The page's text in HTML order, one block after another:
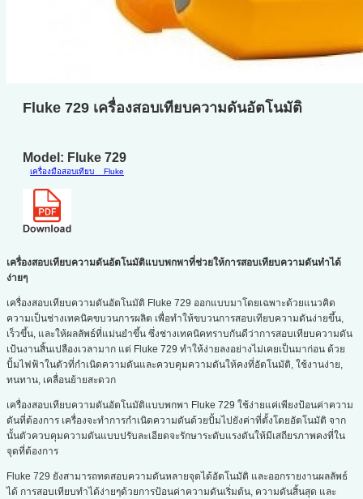
Fluke 729 เครื่องสอบเทียบความดันอัตโนมัติ
Model: Fluke 729
เครื่องมือสอบเทียบ Fluke
เครื่องสอบเทียบความดันอัตโนมัติแบบพกพาที่ช่วยให้การสอบเทียบความดันทำได้
ง่ายๆ
เครื่องสอบเทียบความดันอัตโนมัติ Fluke 729 ออกแบบมาโดยเฉพาะด้วยแนวคิด
ความเป็นช่างเทคนิคขบวนการผลิต เพื่อทำให้ขบวนการสอบเทียบความดันง่ายขึ้น,
เร็วขึ้น, และให้ผลลัพธ์ที่แม่นยำขึ้น ซึ่งช่างเทคนิคทราบกันดีว่าการสอบเทียบความดัน
เป้นงานสิ้นเปลืองเวลามาก แต่ Fluke 729 ทำให้ง่ายลงอย่างไม่เคยเป็นมาก่อน ด้วย
ปั้มไฟฟ้าในตัวที่กำเนิดความดันและควบคุมความดันให้คงที่อัตโนมัติ, ใช้งานง่าย,
ทนทาน, เคลื่อนย้ายสะดวก
เครื่องสอบเทียบความดันอัตโนมัติแบบพกพา Fluke 729 ใช้ง่ายแค่เพียงป้อนค่าความ
ดันที่ต้องการ เครื่องจะทำการกำเนิดความดันด้วยปั้มไปยังค่าที่ตั้งโดยอัตโนมัติ จาก
นั้นตัวควบคุมความดันแบบปรับละเอียดจะรักษาระดับแรงดันให้มีเสถียรภาพคงที่ใน
จุดที่ต้องการ
Fluke 729 ยังสามารถทดสอบความดันหลายจุดได้อัตโนมัติ และออกรายงานผลลัพธ์
ได้ การสอบเทียบทำได้ง่ายๆด้วยการป้อนค่าความดันเริ่มต้น, ความดันสิ้นสุด และ